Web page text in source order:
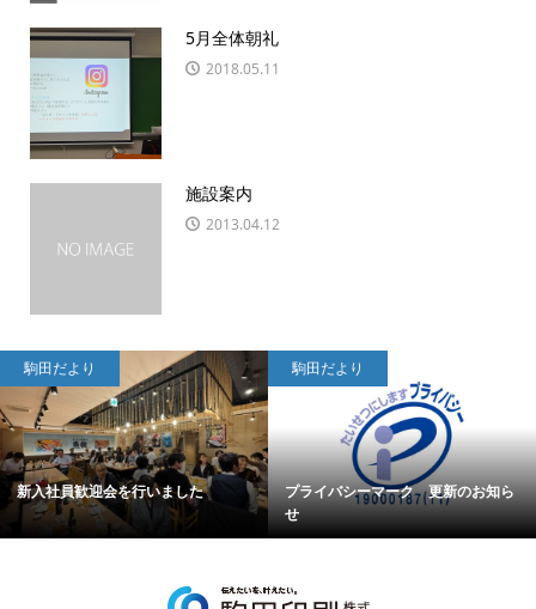
5月全体朝礼
2018.05.11
施設案内
2013.04.12
駒田だより
新入社員歓迎会を行いました
駒田だより
プライバシーマーク 更新のお知ら
せ